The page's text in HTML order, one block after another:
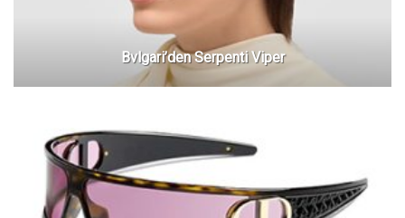
Bvlgari’den Serpenti Viper